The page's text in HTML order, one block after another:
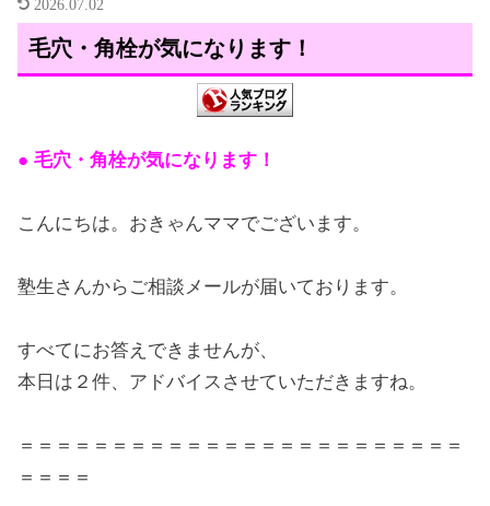
2026.07.02
毛穴・角栓が気になります！
● 毛穴・角栓が気になります！
こんにちは。おきゃんママでございます。
塾生さんからご相談メールが届いております。
すべてにお答えできませんが、
本日は２件、アドバイスさせていただきますね。
＝＝＝＝＝＝＝＝＝＝＝＝＝＝＝＝＝＝＝＝＝＝＝＝
＝＝＝＝